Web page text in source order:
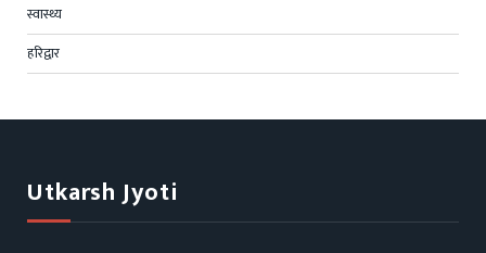
स्वास्थ्य
हरिद्वार
Utkarsh Jyoti